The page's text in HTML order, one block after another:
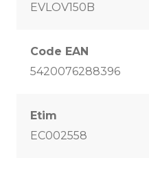
EVLOV150B
Code EAN
5420076288396
Etim
EC002558